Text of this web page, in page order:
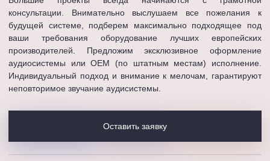
консультации. Внимательно выслушаем все пожелания к
будущей системе, подберем максимально подходящее под
ваши требования оборудование лучших европейских
производителей. Предложим эксклюзивное оформление
аудиосистемы или OEM (по штатным местам) исполнение.
Индивидуальный подход и внимание к мелочам, гарантируют
неповторимое звучание аудисистемы.
Оставить заявку